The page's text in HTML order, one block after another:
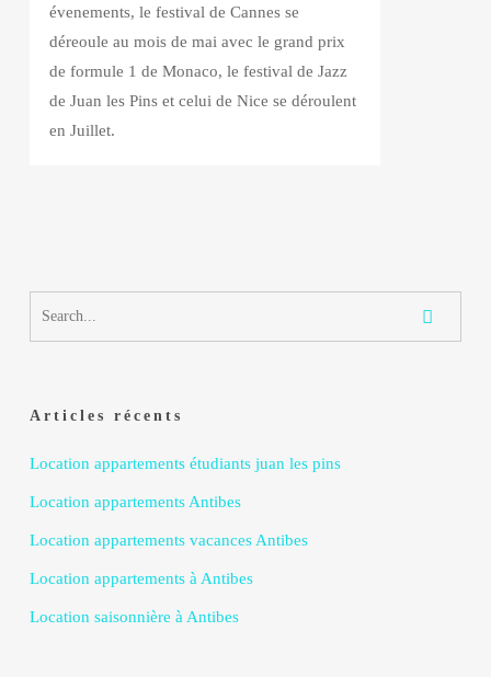
évenements, le festival de Cannes se
déreoule au mois de mai avec le grand prix
de formule 1 de Monaco, le festival de Jazz
de Juan les Pins et celui de Nice se déroulent
en Juillet.
Articles récents
Location appartements étudiants juan les pins
Location appartements Antibes
Location appartements vacances Antibes
Location appartements à Antibes
Location saisonnière à Antibes